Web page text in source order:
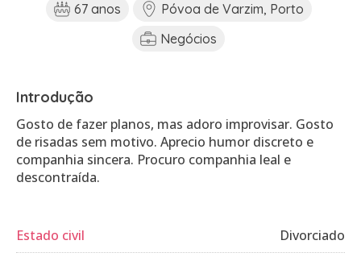
67 anos
Póvoa de Varzim, Porto
Negócios
Introdução
Gosto de fazer planos, mas adoro improvisar. Gosto
de risadas sem motivo. Aprecio humor discreto e
companhia sincera. Procuro companhia leal e
descontraída.
Estado civil
Divorciado